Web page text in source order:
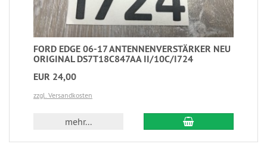
FORD EDGE 06-17 ANTENNENVERSTÄRKER NEU
ORIGINAL DS7T18C847AA II/10C/I724
EUR 24,00
zzgl. Versandkosten
mehr...